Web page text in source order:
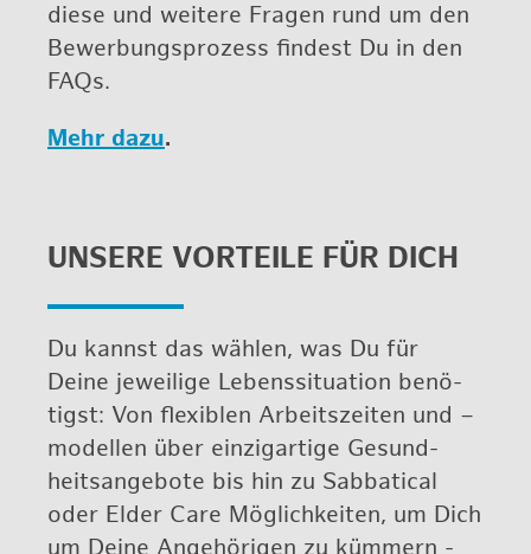
UN­SE­RE VOR­TEI­LE FÜR DICH
Du kannst das wäh­len, was Du für
Deine je­wei­li­ge Le­bens­si­tua­ti­on be­nö­
tigst: Von fle­xi­blen Ar­beits­zei­ten und –
mo­del­len über ein­zig­ar­ti­ge Ge­sund­
heits­an­ge­bo­te bis hin zu Sab­ba­ti­cal
oder Elder Care Mög­lich­kei­ten, um Dich
um Deine An­ge­hö­ri­gen zu küm­mern -
diese und wei­te­re Fra­gen rund um den
Be­wer­bungs­pro­zess fin­dest Du in den
FAQs.
Mehr dazu.